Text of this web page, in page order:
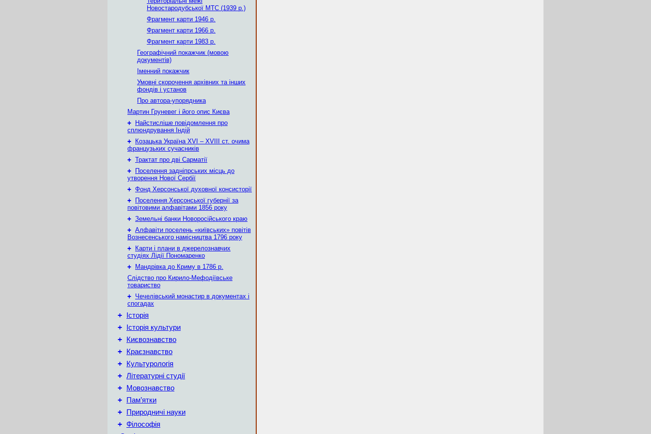
Новостародубської МТС (1939 р.)
Фрагмент карти 1946 р.
Фрагмент карти 1966 р.
Фрагмент карти 1983 р.
Географічний покажчик (мовою
документів)
Іменний покажчик
Умовні скорочення архівних та інших
фондів і установ
Про автора-упорядника
Мартин Груневег і його опис Києва
+
Найстисліше повідомлення про
сплюндрування Індій
+
Козацька Україна ХVІ – ХVІІІ ст. очима
французьких сучасників
+ Трактат про дві Сарматії
+
Поселення задніпрських місць до
утворення Нової Сербії
+ Фонд Херсонської духовної консисторії
+
Поселення Херсонської губернії за
повітовими алфавітами 1856 року
+ Земельні банки Новоросійського краю
+ Алфавіти поселень «київських» повітів
Вознесенського намісництва 1796 року
+
Карти і плани в джерелознавчих
студіях Лідії Пономаренко
+
Мандрівка до Криму в 1786 р.
Слідство про Кирило-Мефодіївське
товариство
+ Чечелівський монастир в документах і
спогадах
+ Історія
+ Історія культури
+ Києвознавство
+ Краєзнавство
+ Культурологія
+ Літературні студії
+ Мовознавство
+ Пам’ятки
+ Природничі науки
+ Філософія